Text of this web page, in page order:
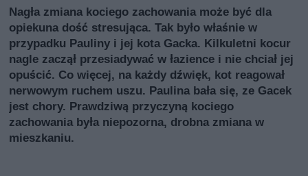
Nagła zmiana kociego zachowania może być dla
opiekuna dość stresująca. Tak było właśnie w
przypadku Pauliny i jej kota Gacka. Kilkuletni kocur
nagle zaczął przesiadywać w łazience i nie chciał jej
opuścić. Co więcej, na każdy dźwięk, kot reagował
nerwowym ruchem uszu. Paulina bała się, ze Gacek
jest chory. Prawdziwą przyczyną kociego
zachowania była niepozorna, drobna zmiana w
mieszkaniu.